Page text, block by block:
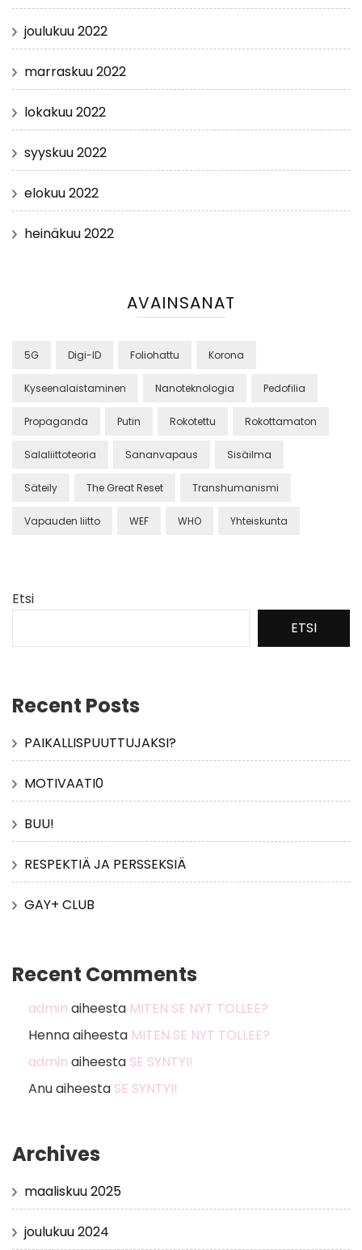
joulukuu 2022
marraskuu 2022
lokakuu 2022
syyskuu 2022
elokuu 2022
heinäkuu 2022
AVAINSANAT
5G Digi-ID Foliohattu Korona
Kyseenalaistaminen Nanoteknologia Pedofilia
Propaganda Putin Rokotettu Rokottamaton
Salaliittoteoria Sananvapaus Sisäilma
Säteily The Great Reset Transhumanismi
Vapauden liitto WEF WHO Yhteiskunta
Etsi
ETSI
Recent Posts
PAIKALLISPUUTTUJAKSI?
MOTIVAATI0
BUU!
RESPEKTIÄ JA PERSSEKSIÄ
GAY+ CLUB
Recent Comments
admin aiheesta MITEN SE NYT TOLLEE?
Hennaaiheesta MITEN SE NYT TOLLEE?
admin aiheesta SE SYNTYI!
Anuaiheesta SE SYNTYI!
Archives
maaliskuu 2025
joulukuu 2024